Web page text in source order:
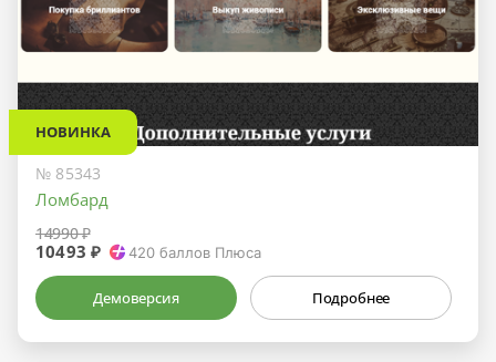
НОВИНКА
№ 85343
Ломбард
14990 ₽
10493 ₽ 420 баллов Плюса
Демоверсия Подробнее